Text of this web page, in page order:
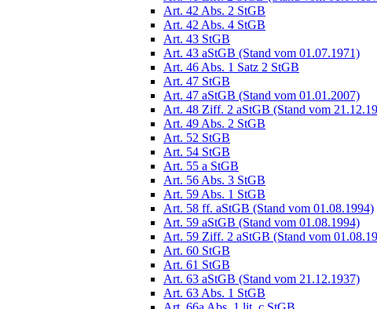
Art. 42 Abs. 2 StGB
Art. 42 Abs. 4 StGB
Art. 43 StGB
Art. 43 aStGB (Stand vom 01.07.1971)
Art. 46 Abs. 1 Satz 2 StGB
Art. 47 StGB
Art. 47 aStGB (Stand vom 01.01.2007)
Art. 48 Ziff. 2 aStGB (Stand vom
Art. 49 Abs. 2 StGB
Art. 52 StGB
Art. 54 StGB
Art. 55 a StGB
Art. 56 Abs. 3 StGB
Art. 59 Abs. 1 StGB
Art. 58 ff. aStGB (Stand vom 01.08.1994)
Art. 59 aStGB (Stand vom 01.08.1994)
Art. 59 Ziff. 2 aStGB (Stand vom
Art. 60 StGB
Art. 61 StGB
Art. 63 aStGB (Stand vom 21.12.1937)
Art. 63 Abs. 1 StGB